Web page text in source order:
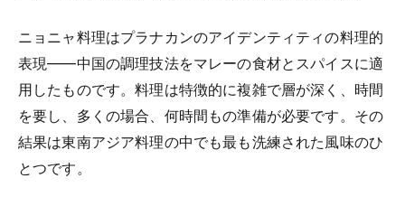
ニョニャ料理はプラナカンのアイデンティティの料理的
表現——中国の調理技法をマレーの食材とスパイスに適
用したものです。料理は特徴的に複雑で層が深く、時間
を要し、多くの場合、何時間もの準備が必要です。その
結果は東南アジア料理の中でも最も洗練された風味のひ
とつです。